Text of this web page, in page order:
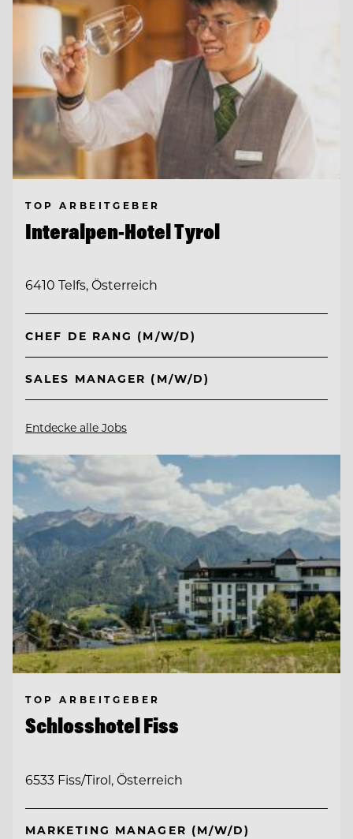
TOP ARBEITGEBER
Interalpen-Hotel Tyrol
6410 Telfs, Österreich
CHEF DE RANG (M/W/D)
SALES MANAGER (M/W/D)
Entdecke alle Jobs
TOP ARBEITGEBER
Schlosshotel Fiss
6533 Fiss/Tirol, Österreich
MARKETING MANAGER (M/W/D)